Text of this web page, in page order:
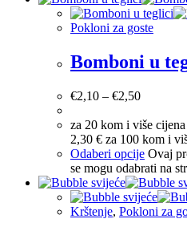
Pokloni za goste
Bomboni u
€2,10 – €2,50
za 20 kom i više
2,30 € za 100 kom i
Odaberi opcije Ovaj
se mogu odabrati na
Krštenje, Pokloni za